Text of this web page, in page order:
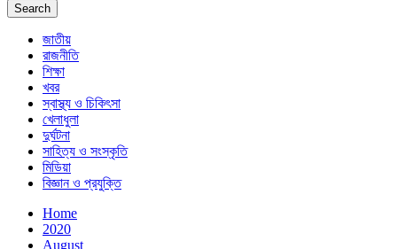
Search
জাতীয়
রাজনীতি
শিক্ষা
খবর
স্বাস্থ্য ও চিকিৎসা
খেলাধুলা
দুর্ঘটনা
সাহিত্য ও সংস্কৃতি
মিডিয়া
বিজ্ঞান ও প্রযুক্তি
Home
2020
August